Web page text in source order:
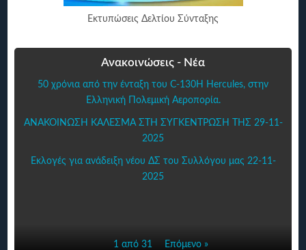
Εκτυπώσεις Δελτίου Σύνταξης
Ανακοινώσεις - Νέα
50 χρόνια από την ένταξη του C-130H Hercules, στην
Ελληνική Πολεμική Αεροπορία.
ΑΝΑΚΟΙΝΩΣΗ ΚΑΛΕΣΜΑ ΣΤΗ ΣΥΓΚΕΝΤΡΩΣΗ ΤΗΣ 29-11-
2025
Εκλογές για ανάδειξη νέου ΔΣ του Συλλόγου μας 22-11-
2025
1 από 31 Επόμενο »